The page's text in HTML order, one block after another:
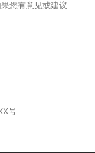
您有意见或建议
号